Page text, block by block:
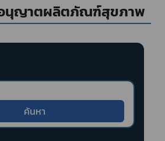
นุญาตผลิตภัณฑ์สุขภาพ